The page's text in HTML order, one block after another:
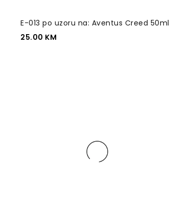
E-013 po uzoru na: Aventus Creed 50ml
25.00 KM